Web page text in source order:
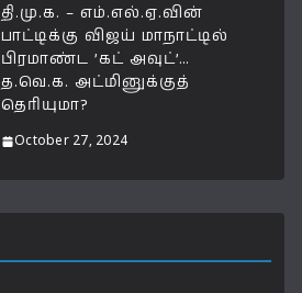
தி.மு.க. – எம்.எல்.ஏ.வின்
பாட்டிக்கு விஜய் மாநாட்டில்
பிரமாண்ட ’கட் அவுட்’…
த.வெ.க. அட்மினுக்குத்
தெரியுமா?
October 27, 2024